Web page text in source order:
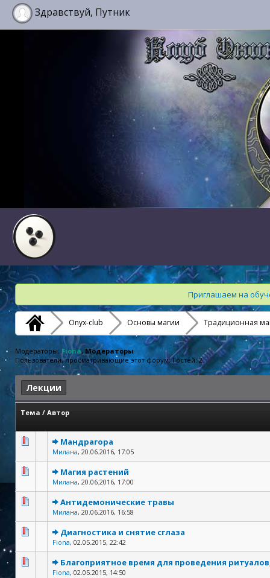
Здравствуй, Путник
Приглашаем на
Onyx-club Основы магии Традиционная
Модераторы: Fiona, Модераторы
Пользователи, просматривающие этот форум: Гостей: 2
Лекции
Тема / Автор
Мандрагора
Милана, 20.06.2016, 17:05
Магия растений
Милана, 20.06.2016, 17:00
Антидемонические травы
Милана, 20.06.2016, 16:58
Диагностика и снятие сглаза
Fiona, 02.05.2015, 22:42
Благоприятное время для проведения
Fiona, 02.05.2015, 14:50